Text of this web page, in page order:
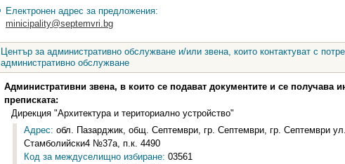
Електронен адрес за предложения:
minicipality@septemvri.bg
Център за административно обслужване и/или звена, които контактуват с
административно обслужване
Административни звена, в които се подават документите и се получава
преписката:
Дирекция "Архитектура и териториално устройство"
Адрес: обл. Пазарджик, общ. Септември, гр. Септември, гр. Септември
Стамболийски4 №37а, п.к. 4490
Код за междуселищно избиране: 03561